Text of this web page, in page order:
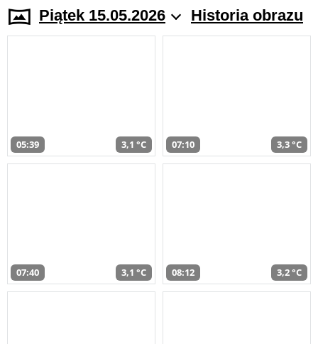
Piątek 15.05.2026 Historia obrazu
05:39 3,1 °C 07:10 3,3 °C
07:40 3,1 °C 08:12 3,2 °C